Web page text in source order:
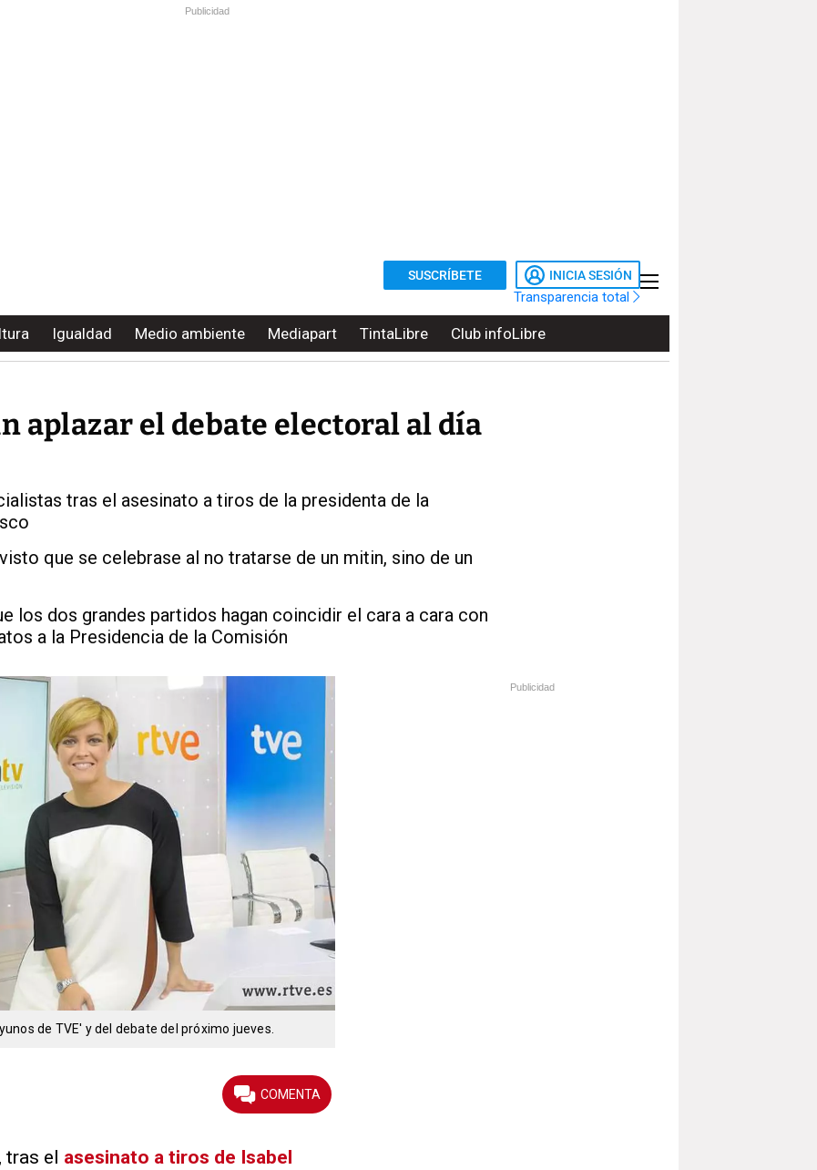
Publicidad
SUSCRÍBETE INICIA SESIÓN
Transparencia total
Igualdad Medio ambiente Mediapart TintaLibre Club infoLibre
aplazar el debate electoral al día
tras el asesinato a tiros de la presidenta de la
que se celebrase al no tratarse de un mitin, sino de un
los dos grandes partidos hagan coincidir el cara a cara con
a la Presidencia de la Comisión
de TVE' y del debate del próximo jueves.
el asesinato a tiros de Isabel
Publicidad